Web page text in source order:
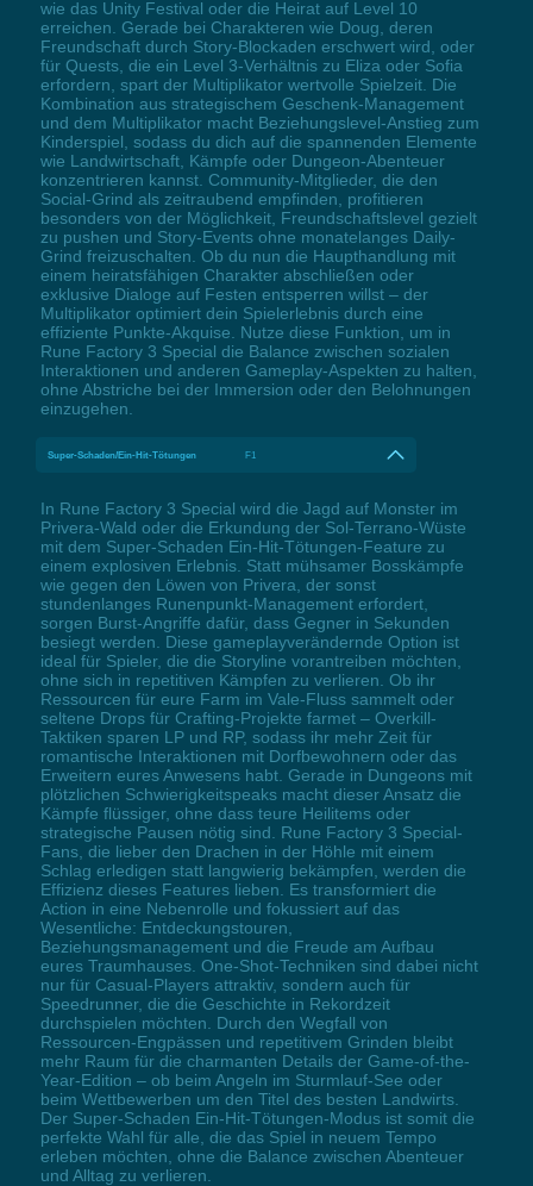
wie das Unity Festival oder die Heirat auf Level 10
erreichen. Gerade bei Charakteren wie Doug, deren
Freundschaft durch Story-Blockaden erschwert wird, oder
für Quests, die ein Level 3-Verhältnis zu Eliza oder Sofia
erfordern, spart der Multiplikator wertvolle Spielzeit. Die
Kombination aus strategischem Geschenk-Management
und dem Multiplikator macht Beziehungslevel-Anstieg zum
Kinderspiel, sodass du dich auf die spannenden Elemente
wie Landwirtschaft, Kämpfe oder Dungeon-Abenteuer
konzentrieren kannst. Community-Mitglieder, die den
Social-Grind als zeitraubend empfinden, profitieren
besonders von der Möglichkeit, Freundschaftslevel gezielt
zu pushen und Story-Events ohne monatelanges Daily-
Grind freizuschalten. Ob du nun die Haupthandlung mit
einem heiratsfähigen Charakter abschließen oder
exklusive Dialoge auf Festen entsperren willst – der
Multiplikator optimiert dein Spielerlebnis durch eine
effiziente Punkte-Akquise. Nutze diese Funktion, um in
Rune Factory 3 Special die Balance zwischen sozialen
Interaktionen und anderen Gameplay-Aspekten zu halten,
ohne Abstriche bei der Immersion oder den Belohnungen
einzugehen.
Super-Schaden/Ein-Hit-Tötungen F1
In Rune Factory 3 Special wird die Jagd auf Monster im
Privera-Wald oder die Erkundung der Sol-Terrano-Wüste
mit dem Super-Schaden Ein-Hit-Tötungen-Feature zu
einem explosiven Erlebnis. Statt mühsamer Bosskämpfe
wie gegen den Löwen von Privera, der sonst
stundenlanges Runenpunkt-Management erfordert,
sorgen Burst-Angriffe dafür, dass Gegner in Sekunden
besiegt werden. Diese gameplayverändernde Option ist
ideal für Spieler, die die Storyline vorantreiben möchten,
ohne sich in repetitiven Kämpfen zu verlieren. Ob ihr
Ressourcen für eure Farm im Vale-Fluss sammelt oder
seltene Drops für Crafting-Projekte farmet – Overkill-
Taktiken sparen LP und RP, sodass ihr mehr Zeit für
romantische Interaktionen mit Dorfbewohnern oder das
Erweitern eures Anwesens habt. Gerade in Dungeons mit
plötzlichen Schwierigkeitspeaks macht dieser Ansatz die
Kämpfe flüssiger, ohne dass teure Heilitems oder
strategische Pausen nötig sind. Rune Factory 3 Special-
Fans, die lieber den Drachen in der Höhle mit einem
Schlag erledigen statt langwierig bekämpfen, werden die
Effizienz dieses Features lieben. Es transformiert die
Action in eine Nebenrolle und fokussiert auf das
Wesentliche: Entdeckungstouren,
Beziehungsmanagement und die Freude am Aufbau
eures Traumhauses. One-Shot-Techniken sind dabei nicht
nur für Casual-Players attraktiv, sondern auch für
Speedrunner, die die Geschichte in Rekordzeit
durchspielen möchten. Durch den Wegfall von
Ressourcen-Engpässen und repetitivem Grinden bleibt
mehr Raum für die charmanten Details der Game-of-the-
Year-Edition – ob beim Angeln im Sturmlauf-See oder
beim Wettbewerben um den Titel des besten Landwirts.
Der Super-Schaden Ein-Hit-Tötungen-Modus ist somit die
perfekte Wahl für alle, die das Spiel in neuem Tempo
erleben möchten, ohne die Balance zwischen Abenteuer
und Alltag zu verlieren.